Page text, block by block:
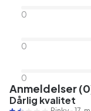
0
0
0
Anmeldelser
Dårlig kvalitet